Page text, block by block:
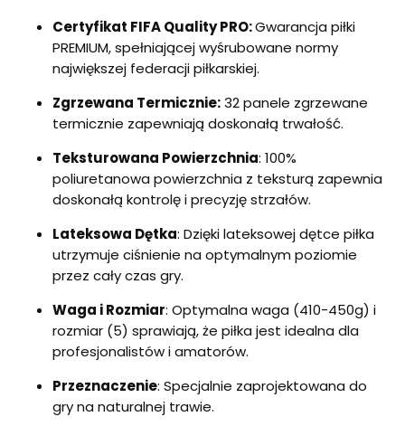
Certyfikat FIFA Quality PRO:Gwarancja piłki
PREMIUM, spełniającej wyśrubowane normy
największej federacji piłkarskiej.
Zgrzewana Termicznie:32 panele zgrzewane
termicznie zapewniają doskonałą trwałość.
Teksturowana Powierzchnia: 100%
poliuretanowa powierzchnia z teksturą zapewnia
doskonałą kontrolę i precyzję strzałów.
Lateksowa Dętka: Dzięki lateksowej dętce piłka
utrzymuje ciśnienie na optymalnym poziomie
przez cały czas gry.
Waga i Rozmiar: Optymalna waga (410-450g) i
rozmiar (5) sprawiają, że piłka jest idealna dla
profesjonalistów i amatorów.
Przeznaczenie: Specjalnie zaprojektowana do
gry na naturalnej trawie.